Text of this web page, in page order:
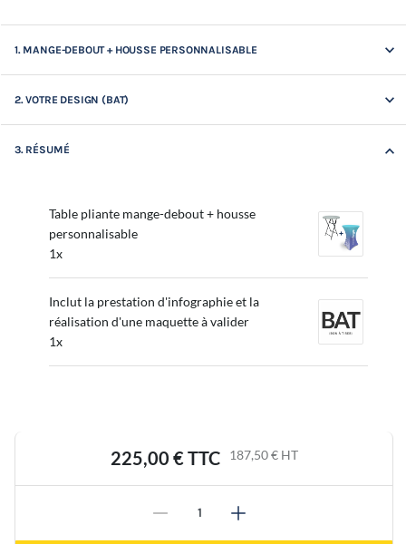
1. MANGE-DEBOUT + HOUSSE PERSONNALISABLE keyboard_arrow_down
2. VOTRE DESIGN (BAT) keyboard_arrow_down
3. RÉSUMÉ keyboard_arrow_down
Table pliante mange-debout + housse
personnalisable
1x
Inclut la prestation d'infographie et la
réalisation d'une maquette à valider
1x
225,00 €TTC 187,50 €HT
- +